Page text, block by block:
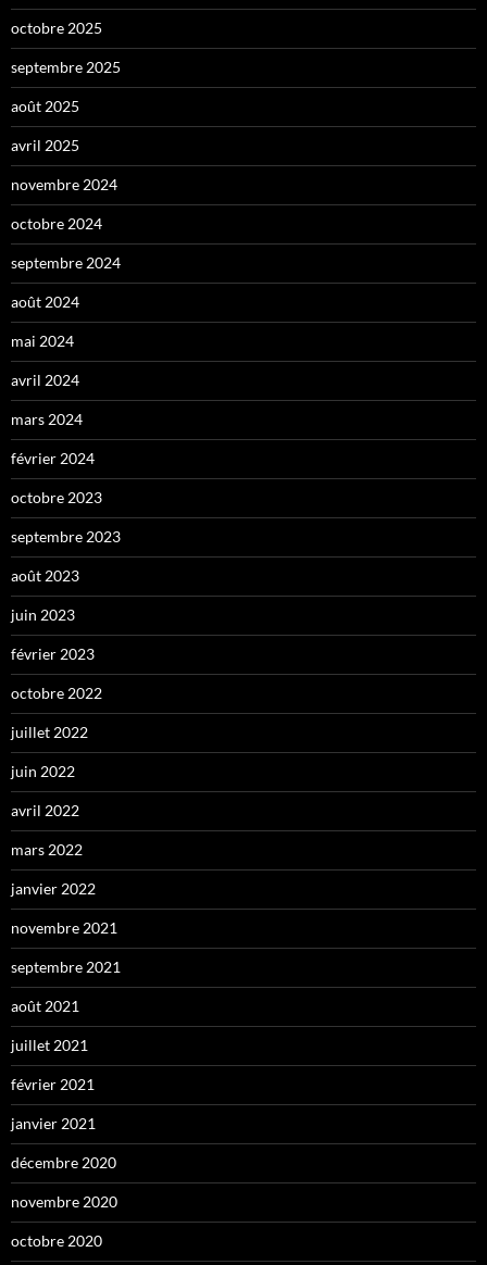
octobre 2025
septembre 2025
août 2025
avril 2025
novembre 2024
octobre 2024
septembre 2024
août 2024
mai 2024
avril 2024
mars 2024
février 2024
octobre 2023
septembre 2023
août 2023
juin 2023
février 2023
octobre 2022
juillet 2022
juin 2022
avril 2022
mars 2022
janvier 2022
novembre 2021
septembre 2021
août 2021
juillet 2021
février 2021
janvier 2021
décembre 2020
novembre 2020
octobre 2020